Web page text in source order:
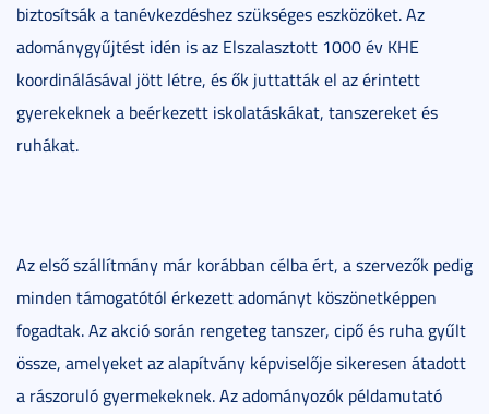
biztosítsák a tanévkezdéshez szükséges eszközöket. Az
adománygyűjtést idén is az Elszalasztott 1000 év KHE
koordinálásával jött létre, és ők juttatták el az érintett
gyerekeknek a beérkezett iskolatáskákat, tanszereket és
ruhákat.
Az első szállítmány már korábban célba ért, a szervezők pedig
minden támogatótól érkezett adományt köszönetképpen
fogadtak. Az akció során rengeteg tanszer, cipő és ruha gyűlt
össze, amelyeket az alapítvány képviselője sikeresen átadott
a rászoruló gyermekeknek. Az adományozók példamutató